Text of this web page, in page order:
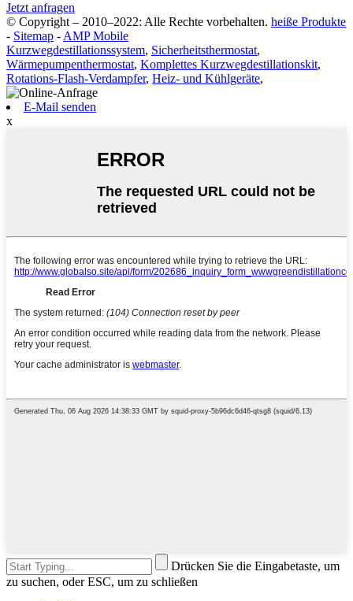
Jetzt anfragen
© Copyright – 2010–2022: Alle Rechte vorbehalten. heiße Produkte
- Sitemap - AMP Mobile
Kurzwegdestillationssystem, Sicherheitsthermostat,
Wärmepumpenthermostat, Komplettes Kurzwegdestillationskit,
Rotations-Flash-Verdampfer, Heiz- und Kühlgeräte,
E-Mail senden
x
Drücken Sie die Eingabetaste, um
zu suchen, oder ESC, um zu schließen